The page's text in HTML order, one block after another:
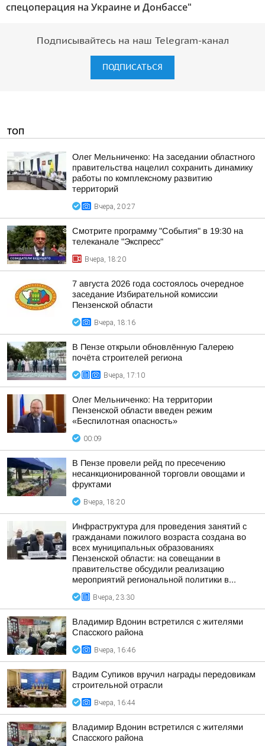
спецоперация на Украине и Донбассе"
Подписывайтесь на наш Telegram-канал
ПОДПИСАТЬСЯ
ТОП
Олег Мельниченко: На заседании областного
правительства нацелил сохранить динамику
работы по комплексному развитию
территорий
Вчера, 20:27
Смотрите программу "События" в 19:30 на
телеканале "Экспресс"
Вчера, 18:20
7 августа 2026 года состоялось очередное
заседание Избирательной комиссии
Пензенской области
Вчера, 18:16
В Пензе открыли обновлённую Галерею
почёта строителей региона
Вчера, 17:10
Олег Мельниченко: На территории
Пензенской области введен режим
«Беспилотная опасность»
00:09
В Пензе провели рейд по пресечению
несанкционированной торговли овощами и
фруктами
Вчера, 18:20
Инфраструктура для проведения занятий с
гражданами пожилого возраста создана во
всех муниципальных образованиях
Пензенской области: на совещании в
правительстве обсудили реализацию
мероприятий региональной политики в...
Вчера, 23:30
Владимир Вдонин встретился с жителями
Спасского района
Вчера, 16:46
Вадим Супиков вручил награды передовикам
строительной отрасли
Вчера, 16:44
Владимир Вдонин встретился с жителями
Спасского района